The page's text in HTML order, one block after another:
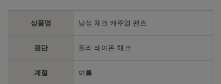
상품명 남성 체크 캐주얼 팬츠
원단 폴리 레이온 체크
계절 여름